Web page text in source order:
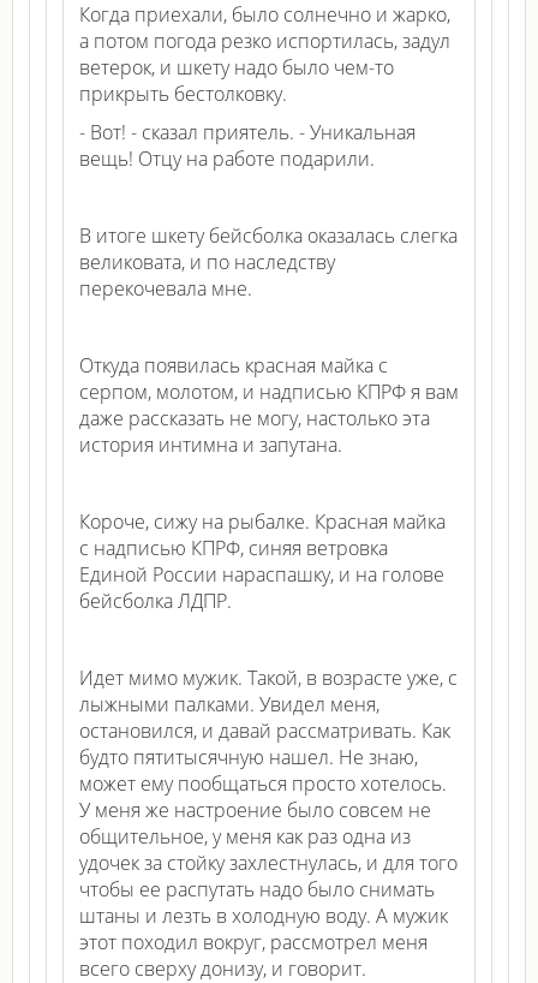
Когда приехали, было солнечно и жарко,
а потом погода резко испортилась, задул
ветерок, и шкету надо было чем-то
прикрыть бестолковку.
- Вот! - сказал приятель. - Уникальная
вещь! Отцу на работе подарили.
В итоге шкету бейсболка оказалась слегка
великовата, и по наследству
перекочевала мне.
Откуда появилась красная майка с
серпом, молотом, и надписью КПРФ я вам
даже рассказать не могу, настолько эта
история интимна и запутана.
Короче, сижу на рыбалке. Красная майка
с надписью КПРФ, синяя ветровка
Единой России нараспашку, и на голове
бейсболка ЛДПР.
Идет мимо мужик. Такой, в возрасте уже, с
лыжными палками. Увидел меня,
остановился, и давай рассматривать. Как
будто пятитысячную нашел. Не знаю,
может ему пообщаться просто хотелось.
У меня же настроение было совсем не
общительное, у меня как раз одна из
удочек за стойку захлестнулась, и для того
чтобы ее распутать надо было снимать
штаны и лезть в холодную воду. А мужик
этот походил вокруг, рассмотрел меня
всего сверху донизу, и говорит.